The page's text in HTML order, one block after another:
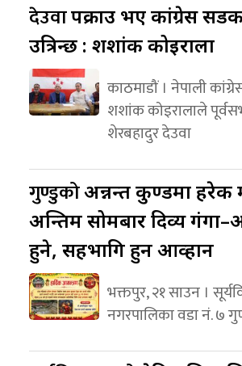
देउवापक्राउ भए कांग्रेस
उत्रिन्छ : शशांक कोइराला
काठमाडौं । नेपाली
शशांक कोइरालाले
शेरबहादुर देउवा
गुण्डुकोअन्नन्त कुण्डमा हरेक
अन्तिम सोमबार दिव्य
हुने, सहभागि हुन आव्हान
भक्तपुर, २१ साउन ।
नगरपालिका वडा नं. ७